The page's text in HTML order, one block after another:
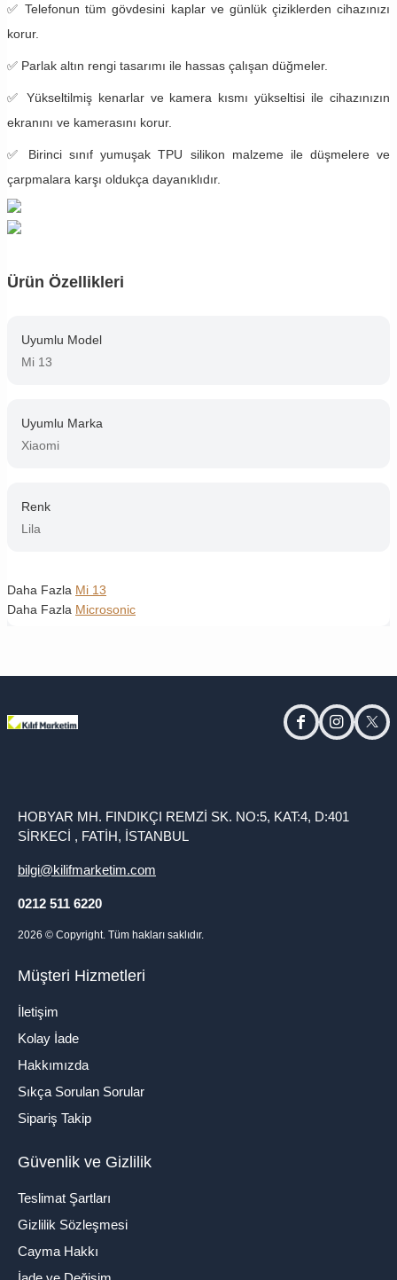
✅Telefonun tüm gövdesini kaplar ve günlük çiziklerden cihazınızı
korur.
✅ Parlak altın rengi tasarımı ile hassas çalışan düğmeler.
✅ Yükseltilmiş kenarlar ve kamera kısmı yükseltisi ile cihazınızın
ekranını ve kamerasını korur.
✅ Birinci sınıf yumuşak TPU silikon malzeme ile düşmelere ve
çarpmalara karşı oldukça dayanıklıdır.
Ürün Özellikleri
Uyumlu Model
Mi 13
Uyumlu Marka
Xiaomi
Renk
Lila
Daha Fazla Mi 13
Daha Fazla Microsonic
facebookinstagram
HOBYAR MH. FINDIKÇI REMZİ SK. NO:5, KAT:4, D:401
SİRKECİ , FATİH, İSTANBUL
bilgi@kilifmarketim.com
0212 511 6220
2026 © Copyright. Tüm hakları saklıdır.
Müşteri Hizmetleri
İletişim
Kolay İade
Hakkımızda
Sıkça Sorulan Sorular
Sipariş Takip
Güvenlik ve Gizlilik
Teslimat Şartları
Gizlilik Sözleşmesi
Cayma Hakkı